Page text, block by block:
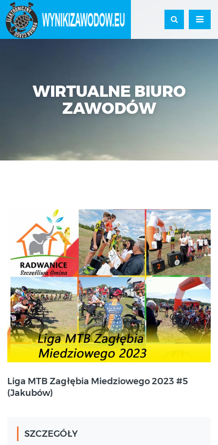
WIRTUALNE BIURO
ZAWODÓW
Jakubów
Liga MTB Zagłębia Miedziowego 2023 #5
(Jakubów)
SZCZEGÓŁY